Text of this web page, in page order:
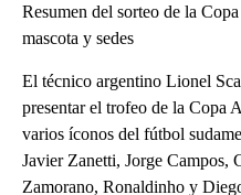
Resumen del sorteo de la
mascota y sedes
El técnico argentino Lionel
presentar el trofeo de la Copa
varios íconos del fútbol
Javier Zanetti, Jorge Campos,
Zamorano, Ronaldinho y